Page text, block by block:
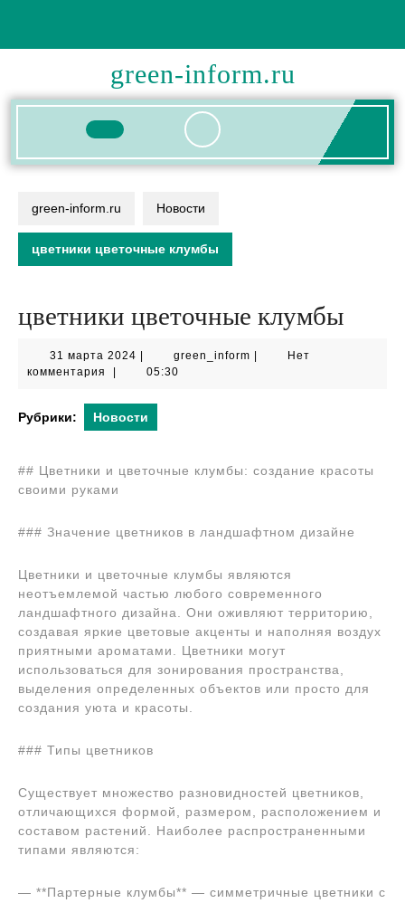
содержимому
green-inform.ru
Кнопка
green-inform.ru Новости
цветники цветочные клумбы
цветники цветочные клумбы
31 марта 2024 31
марта
green_informgreen_inform
Нет
комментария
05:30
Рубрики: Новости
## Цветники и цветочные клумбы: создание красоты
своими руками
### Значение цветников в ландшафтном дизайне
Цветники и цветочные клумбы являются
неотъемлемой частью любого современного
ландшафтного дизайна. Они оживляют территорию,
создавая яркие цветовые акценты и наполняя воздух
приятными ароматами. Цветники могут
использоваться для зонирования пространства,
выделения определенных объектов или просто для
создания уюта и красоты.
### Типы цветников
Существует множество разновидностей цветников,
отличающихся формой, размером, расположением и
составом растений. Наиболее распространенными
типами являются:
— **Партерные клумбы** — симметричные цветники с